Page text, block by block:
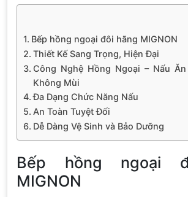
Bếp hồng ngoại đôi hãng MIGNON
Thiết Kế Sang Trọng, Hiện Đại
Công Nghệ Hồng Ngoại – Nấu
Không Mùi
Đa Dạng Chức Năng Nấu
An Toàn Tuyệt Đối
Dễ Dàng Vệ Sinh và Bảo Dưỡng
Bếp hồng ngoại
MIGNON